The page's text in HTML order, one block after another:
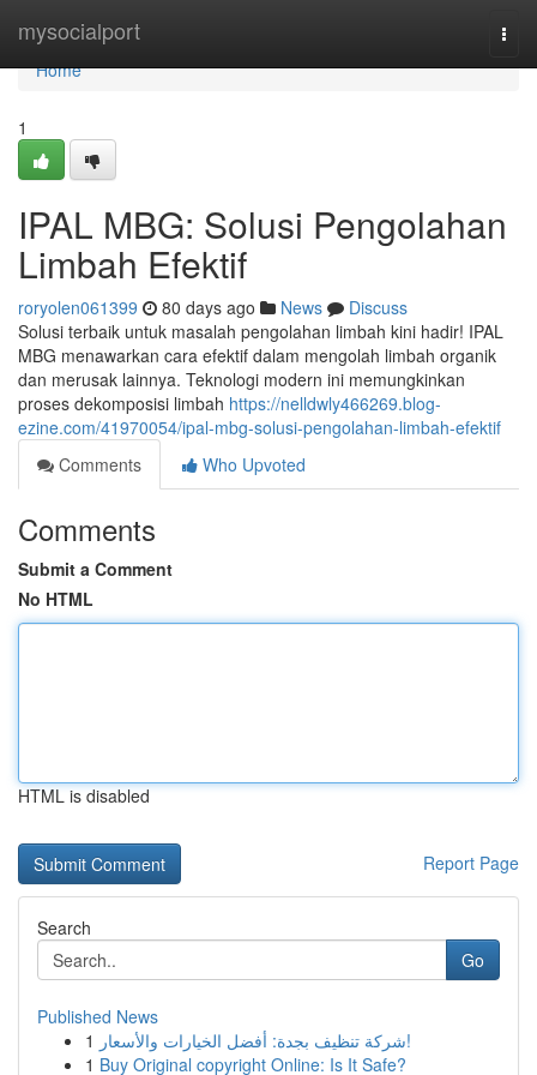
mysocialport
Home
Home
1
IPAL MBG: Solusi Pengolahan
Limbah Efektif
roryolen061399 80 days ago News
Discuss
Solusi terbaik untuk masalah pengolahan limbah kini hadir! IPAL
MBG menawarkan cara efektif dalam mengolah limbah organik
dan merusak lainnya. Teknologi modern ini memungkinkan
proses dekomposisi limbah https://nelldwly466269.blog-
ezine.com/41970054/ipal-mbg-solusi-pengolahan-limbah-efektif
Comments
Who Upvoted
Comments
Submit a Comment
No HTML
HTML is disabled
Report Page
Search
Go
Published News
1
شركة تنظيف بجدة: أفضل الخيارات والأسعار!
1 Buy Original copyright Online: Is It Safe?